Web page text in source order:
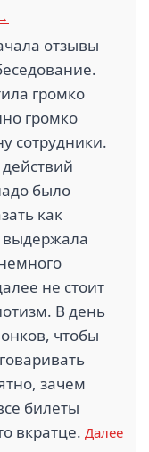
отзывы
громко
громко
сотрудники.
было
как
не стоит
В день
чтобы
зачем
билеты
вкратце. Далее